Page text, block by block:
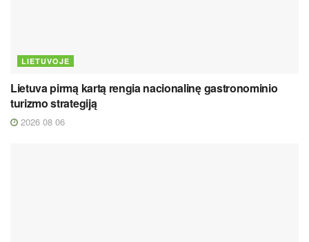
LIETUVOJE
Lietuva pirmą kartą rengia nacionalinę gastronominio
turizmo strategiją
2026 08 06